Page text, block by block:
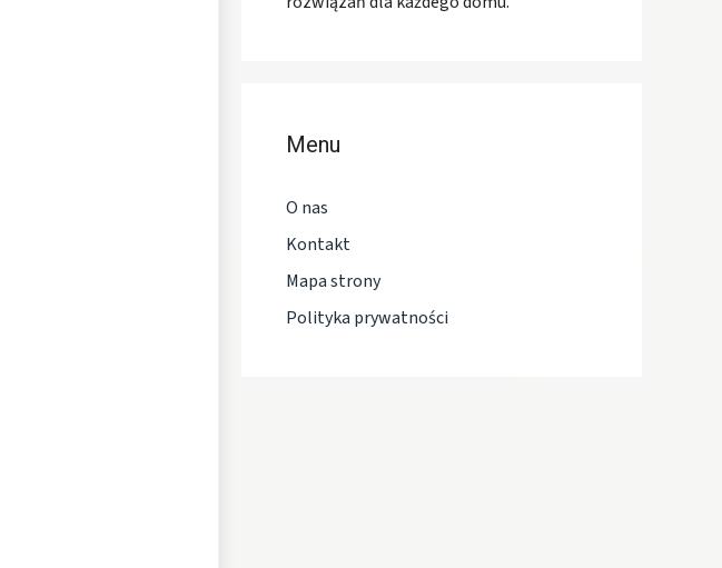
Menu
O nas
Kontakt
Mapa strony
Polityka prywatności